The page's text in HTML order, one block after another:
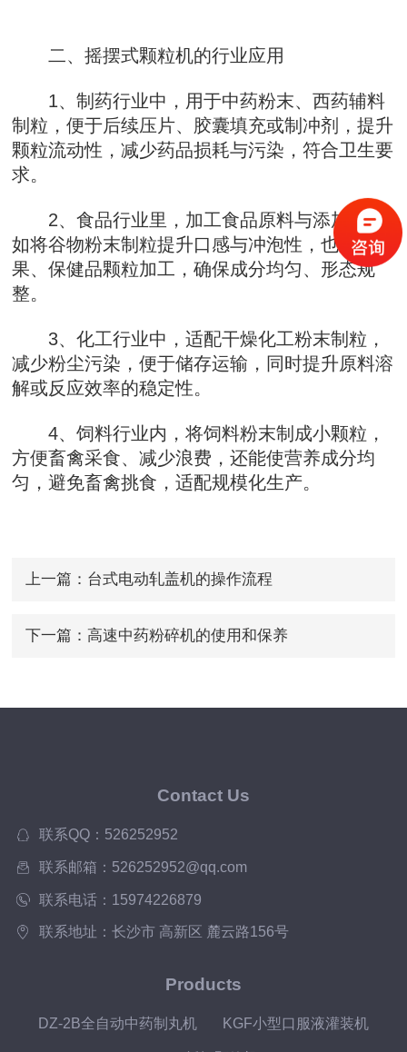
二、摇摆式颗粒机的行业应用
1、制药行业中，用于中药粉末、西药辅料
制粒，便于后续压片、胶囊填充或制冲剂，提升
颗粒流动性，减少药品损耗与污染，符合卫生要
求。
2、食品行业里，加工食品原料与添加剂，
如将谷物粉末制粒提升口感与冲泡性，也用于糖
果、保健品颗粒加工，确保成分均匀、形态规
整。
3、化工行业中，适配干燥化工粉末制粒，
减少粉尘污染，便于储存运输，同时提升原料溶
解或反应效率的稳定性。
4、饲料行业内，将饲料粉末制成小颗粒，
方便畜禽采食、减少浪费，还能使营养成分均
匀，避免畜禽挑食，适配规模化生产。
上一篇： 台式电动轧盖机的操作流程
下一篇： 高速中药粉碎机的使用和保养
Contact Us
联系QQ：526252952
联系邮箱：526252952@qq.com
联系电话：15974226879
联系地址：长沙市 高新区 麓云路156号
Products
DZ-2B全自动中药制丸机 KGF小型口服液灌装机